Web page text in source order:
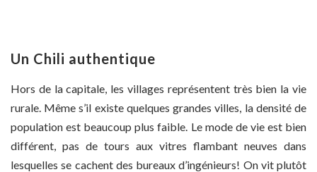
Un Chili authentique
Hors de la capitale, les villages représentent très bien la vie
rurale. Même s’il existe quelques grandes villes, la densité de
population est beaucoup plus faible. Le mode de vie est bien
différent, pas de tours aux vitres flambant neuves dans
lesquelles se cachent des bureaux d’ingénieurs! On vit plutôt